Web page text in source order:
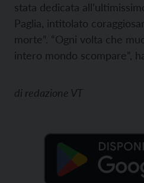
stata dedicata
Paglia, intitolato
morte”. “Ogni volta che
intero mondo scompare”,
di redazione VT